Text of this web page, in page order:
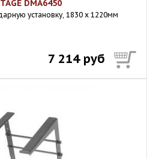
DMA6450
установку, 1830 x 1220мм
7 214 руб